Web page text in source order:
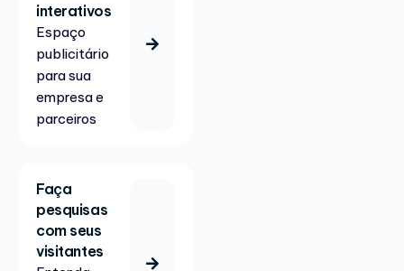
interativos
Espaço
publicitário
para sua
empresa e
parceiros
Faça
pesquisas
com seus
visitantes